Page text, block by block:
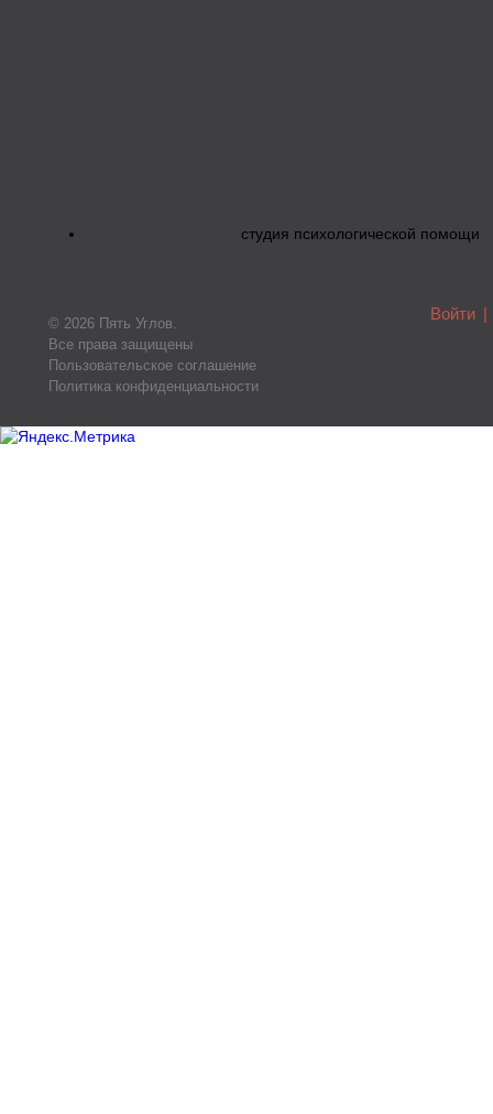
студия психологической помощи
© 2026 Пять Углов.
Все права защищены
Пользовательское соглашение
Политика конфиденциальности
Войти